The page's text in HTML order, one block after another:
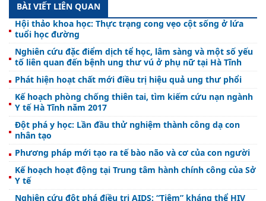
BÀI VIẾT LIÊN QUAN
Hội thảo khoa học: Thực trạng cong vẹo cột sống ở lứa
tuổi học đường
Nghiên cứu đặc điểm dịch tể học, lâm sàng và một số yếu
tố liên quan đến bệnh ung thư vú ở phụ nữ tại Hà Tĩnh
Phát hiện hoạt chất mới điều trị hiệu quả ung thư phổi
Kế hoạch phòng chống thiên tai, tìm kiếm cứu nạn ngành
Y tế Hà Tĩnh năm 2017
Đột phá y học: Lần đầu thử nghiệm thành công dạ con
nhân tạo
Phương pháp mới tạo ra tế bào não và cơ của con người
Kế hoạch hoạt động tại Trung tâm hành chính công của Sở
Y tế
Nghiên cứu đột phá điều trị AIDS: “Tiêm” kháng thể HIV